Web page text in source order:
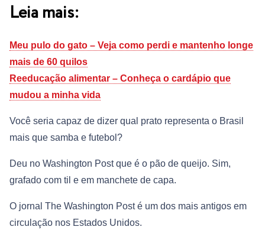
Leia mais:
Meu pulo do gato – Veja como perdi e mantenho longe
mais de 60 quilos
Reeducação alimentar – Conheça o cardápio que
mudou a minha vida
Você seria capaz de dizer qual prato representa o Brasil
mais que samba e futebol?
Deu no Washington Post que é o pão de queijo. Sim,
grafado com til e em manchete de capa.
O jornal The Washington Post é um dos mais antigos em
circulação nos Estados Unidos.